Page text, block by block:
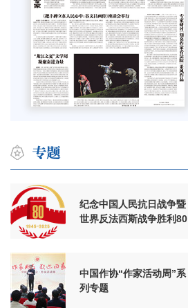
纪念中国人民抗日战争暨
世界反法西斯战争胜利80
中国作协“作家活动周”系
列专题